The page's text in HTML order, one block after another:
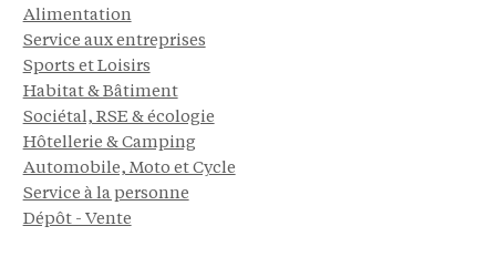
Alimentation
Service aux entreprises
Sports et Loisirs
Habitat & Bâtiment
Sociétal, RSE & écologie
Hôtellerie & Camping
Automobile, Moto et Cycle
Service à la personne
Dépôt - Vente